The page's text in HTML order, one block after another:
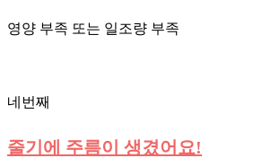
영양 부족 또는 일조량 부족
네번째
줄기에 주름이 생겼어요!